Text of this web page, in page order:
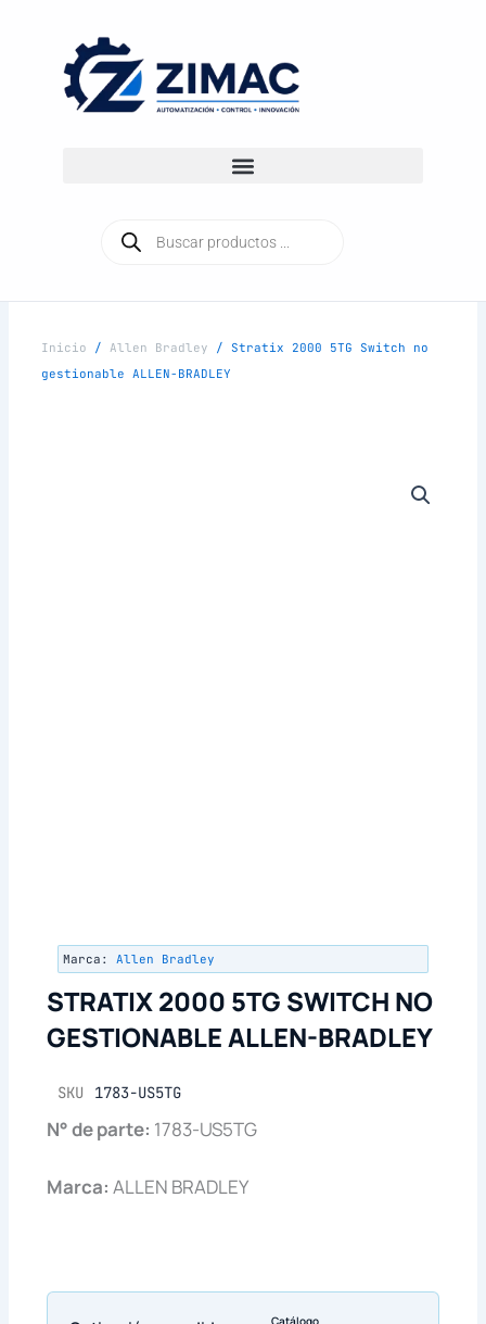
contenido
productos
Inicio / Allen Bradley / Stratix 2000 5TG Switch no
gestionable ALLEN-BRADLEY
Marca: Allen Bradley
STRATIX 2000 5TG SWITCH NO
GESTIONABLE ALLEN-BRADLEY
SKU 1783-US5TG
N° de parte: 1783-US5TG
Marca: ALLEN BRADLEY
Catálogo